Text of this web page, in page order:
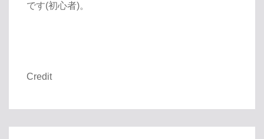
です(初心者)。
Credit